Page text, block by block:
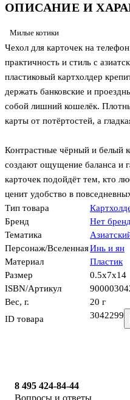
ОПИСАНИЕ И
Милые котики
Чехол для карточек на
практичность и стиль с
пластиковый картхолдер
держать банковские и
собой лишний кошелёк.
карты от потёртостей, а
Контрастные чёрный и белый
создают ощущение баланса и
карточек подойдёт тем, кто
ценит удобство в
Тип товара
Бренд
Нет
Тематика
Персонаж/ВселеннаяИнь и ян
Материал
Пластик
Размер
0.5x7x14
ISBN/Артикул
Вес, г.
20 г
ID товара
3042299
8 495 424-84-44